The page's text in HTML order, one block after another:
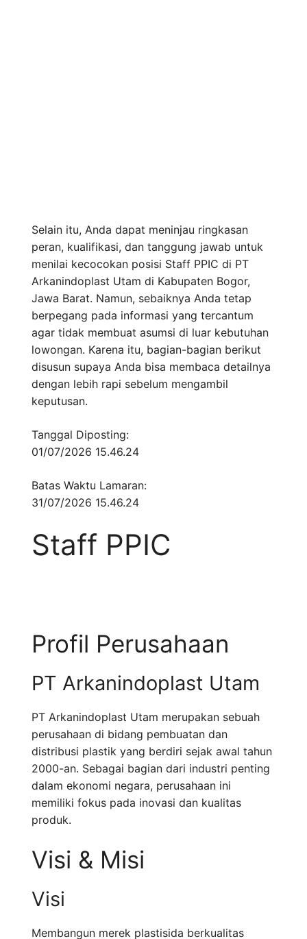
Selain itu, Anda dapat meninjau ringkasan
peran, kualifikasi, dan tanggung jawab untuk
menilai kecocokan posisi Staff PPIC di PT
Arkanindoplast Utam di Kabupaten Bogor,
Jawa Barat. Namun, sebaiknya Anda tetap
berpegang pada informasi yang tercantum
agar tidak membuat asumsi di luar kebutuhan
lowongan. Karena itu, bagian-bagian berikut
disusun supaya Anda bisa membaca detailnya
dengan lebih rapi sebelum mengambil
keputusan.
Tanggal Diposting:
01/07/2026 15.46.24
Batas Waktu Lamaran:
31/07/2026 15.46.24
Staff PPIC
Profil Perusahaan
PT Arkanindoplast Utam
PT Arkanindoplast Utam merupakan sebuah
perusahaan di bidang pembuatan dan
distribusi plastik yang berdiri sejak awal tahun
2000-an. Sebagai bagian dari industri penting
dalam ekonomi negara, perusahaan ini
memiliki fokus pada inovasi dan kualitas
produk.
Visi & Misi
Visi
Membangun merek plastisida berkualitas